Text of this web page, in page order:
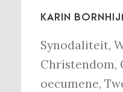
KARIN
Synodaliteit,
Christendom,
oecumene,